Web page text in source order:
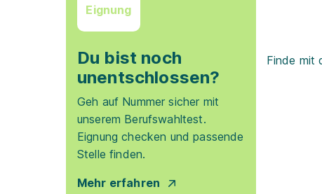
Eignung
Du bist noch
unentschlossen?
Geh auf Nummer sicher mit
unserem Berufswahltest.
Eignung checken und passende
Stelle finden.
Mehr erfahren
Finde mit